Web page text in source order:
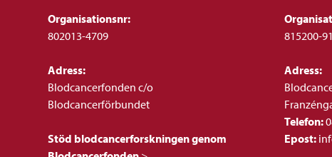
Organisationsnr:
802013-4709
Adress:
Blodcancerfonden c/o
Blodcancerförbundet
Stöd blodcancerforskningen genom
815200-
Adress:
Telefon:
Epost: